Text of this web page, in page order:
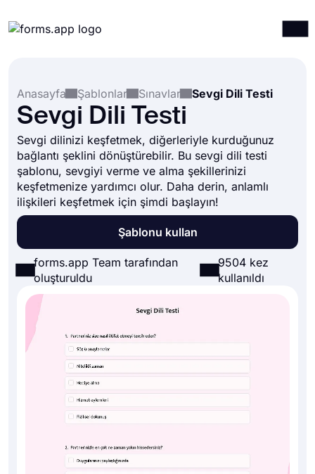
Entegrasyonlar
Şablonlar
Kaynaklar
Fiyatlandırma
Anasayfa
Şablonlar Sınavlar Sevgi Dili Testi
Sevgi Dili Testi
Sevgi dilinizi keşfetmek, diğerleriyle kurduğunuz
bağlantı şeklini dönüştürebilir. Bu sevgi dili testi
şablonu, sevgiyi verme ve alma şekillerinizi
keşfetmenize yardımcı olur. Daha derin, anlamlı
ilişkileri keşfetmek için şimdi başlayın!
Şablonu kullan
forms.app Team tarafından
oluşturuldu
9504 kez
kullanıldı